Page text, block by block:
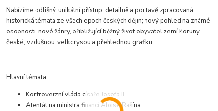
Nabízíme odlišný, unikátní přístup: detailně a poutavě zpracovaná
historická témata ze všech epoch českých dějin; nový pohled na známé
osobnosti; nové žánry, přibližující běžný život obyvatel zemí Koruny
české; vzdušnou, velkorysou a přehlednou grafiku.
Hlavní témata:
Kontroverzní vláda císaře Josefa II.
Atentát na ministra financí Aloise Rašína